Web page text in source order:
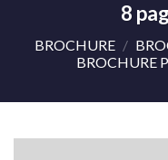
8
BROCHURE /
BROCHURE